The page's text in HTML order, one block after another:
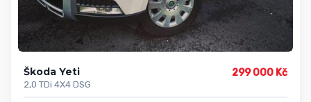
Škoda Yeti
2,0 TDi 4X4 DSG
299 000 Kč